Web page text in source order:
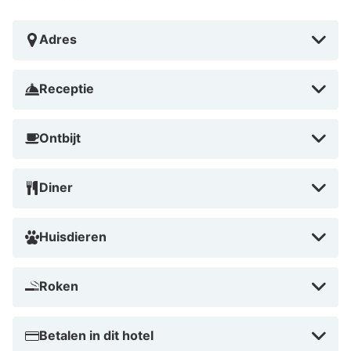
parkeergelegenheid.
Adres
Receptie
Ontbijt
Diner
Huisdieren
Roken
Betalen in dit hotel